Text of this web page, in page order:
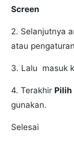
Screen
2. Selanjutnya
atau pengaturan
3. Lalu masuk
4. Terakhir Pilih
gunakan.
Selesai